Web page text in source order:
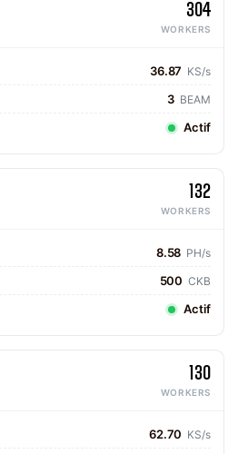
304
WORKERS
36.87 KS/s
3 BEAM
Actif
132
WORKERS
8.58 PH/s
500 CKB
Actif
130
WORKERS
62.70 KS/s